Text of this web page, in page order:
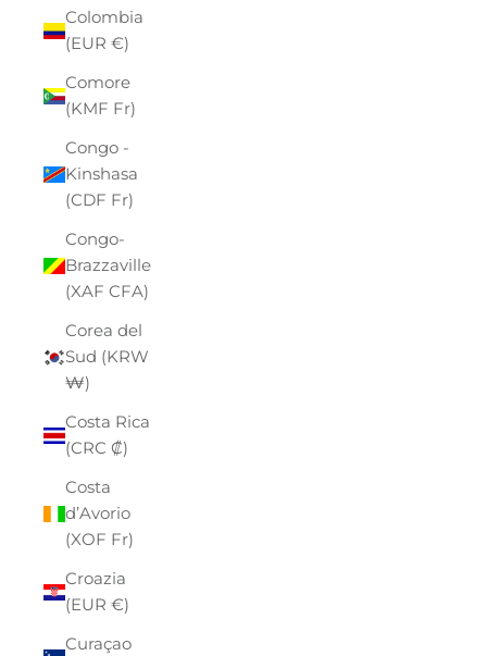
Colombia
(EUR €)
Comore
(KMF Fr)
Congo -
Kinshasa
(CDF Fr)
Congo-
Brazzaville
(XAF CFA)
Corea del
Sud (KRW
₩)
Costa Rica
(CRC ₡)
Costa
d’Avorio
(XOF Fr)
Croazia
(EUR €)
Curaçao